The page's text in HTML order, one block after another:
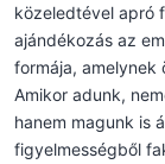
közeledtével apró
ajándékozás az
formája, amelynek
Amikor adunk,
hanem magunk is
figyelmességből